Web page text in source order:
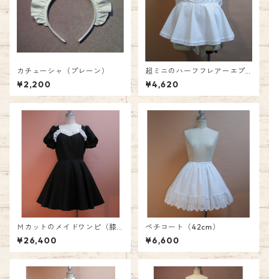
カチューシャ（プレーン）
¥2,200
超ミニのハーフフレアーエプ
ロン
¥4,620
Ｍカットのメイドワンピ（膝
丈）
¥26,400
ペチコート（42cm）
¥6,600